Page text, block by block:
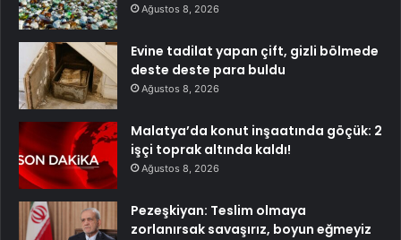
Ağustos 8, 2026
Evine tadilat yapan çift, gizli bölmede
deste deste para buldu
Ağustos 8, 2026
Malatya’da konut inşaatında göçük: 2
işçi toprak altında kaldı!
Ağustos 8, 2026
Pezeşkiyan: Teslim olmaya
zorlanırsak savaşırız, boyun eğmeyiz